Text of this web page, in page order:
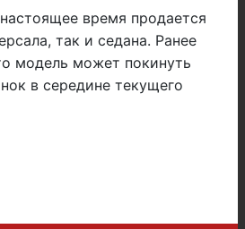
время продается
так и седана. Ранее
модель может покинуть
в середине текущего